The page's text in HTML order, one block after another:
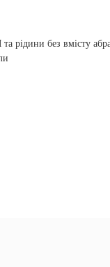
рідини без вмісту